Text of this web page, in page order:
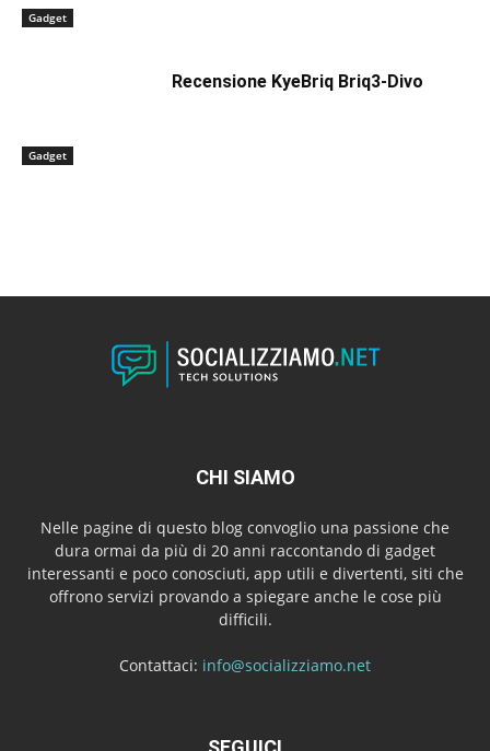
Gadget
Gadget
Recensione KyeBriq Briq3-Divo
CHI SIAMO
Nelle pagine di questo blog convoglio una passione che
dura ormai da più di 20 anni raccontando di gadget
interessanti e poco conosciuti, app utili e divertenti, siti che
offrono servizi provando a spiegare anche le cose più
difficili.
Contattaci: info@socializziamo.net